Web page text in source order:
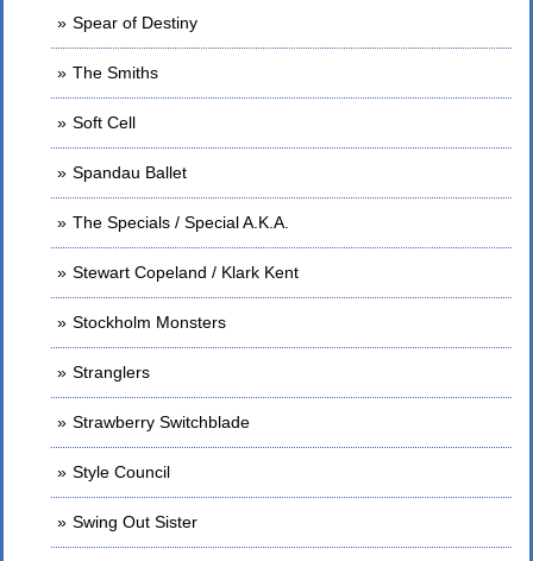
Spear of Destiny
The Smiths
Soft Cell
Spandau Ballet
The Specials / Special A.K.A.
Stewart Copeland / Klark Kent
Stockholm Monsters
Stranglers
Strawberry Switchblade
Style Council
Swing Out Sister